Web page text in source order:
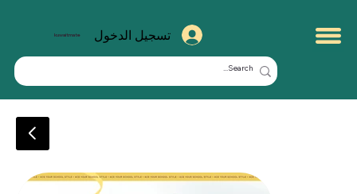
kuwaitmate تسجيل الدخول